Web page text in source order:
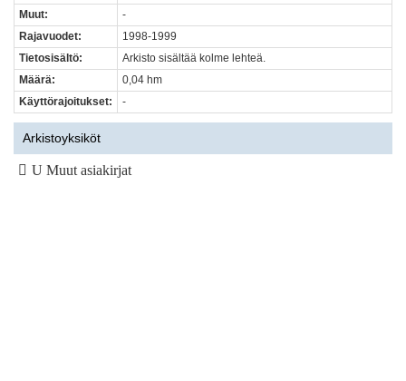
Muut:
-
Rajavuodet:
1998-1999
Tietosisältö:
Arkisto sisältää kolme lehteä.
Määrä:
0,04 hm
Käyttörajoitukset:
-
Arkistoyksiköt
U Muut asiakirjat